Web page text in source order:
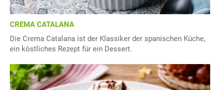
CREMA CATALANA
Die Crema Catalana ist der Klassiker der spanischen Küche,
ein köstliches Rezept für ein Dessert.